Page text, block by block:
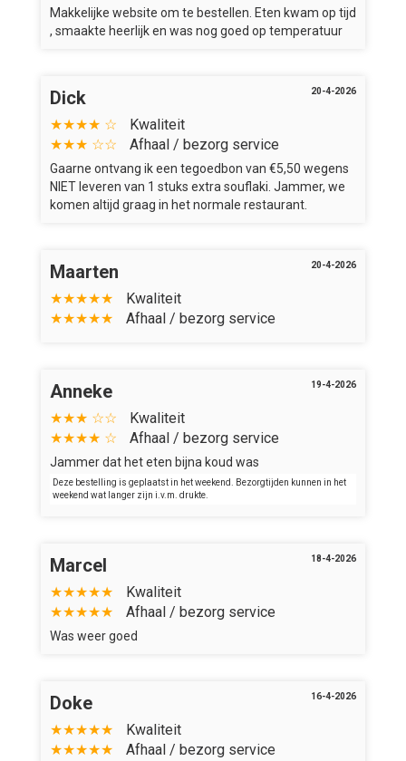
Makkelijke website om te bestellen. Eten kwam op tijd
, smaakte heerlijk en was nog goed op temperatuur
Dick
★★★★ ☆
Kwaliteit
★★★ ☆☆
Afhaal / bezorg service
Gaarne ontvang ik een tegoedbon van €5,50 wegens
NIET leveren van 1 stuks extra souflaki. Jammer, we
komen altijd graag in het normale restaurant.
20-4-2026
Maarten
★★★★★
Kwaliteit
★★★★★
Afhaal / bezorg service
20-4-2026
Anneke
★★★ ☆☆
Kwaliteit
★★★★ ☆
Afhaal / bezorg service
Jammer dat het eten bijna koud was
Deze bestelling is geplaatst in het weekend. Bezorgtijden kunnen in het
weekend wat langer zijn i.v.m. drukte.
19-4-2026
Marcel
★★★★★
Kwaliteit
★★★★★
Afhaal / bezorg service
Was weer goed
18-4-2026
Doke
★★★★★
Kwaliteit
★★★★★
Afhaal / bezorg service
16-4-2026